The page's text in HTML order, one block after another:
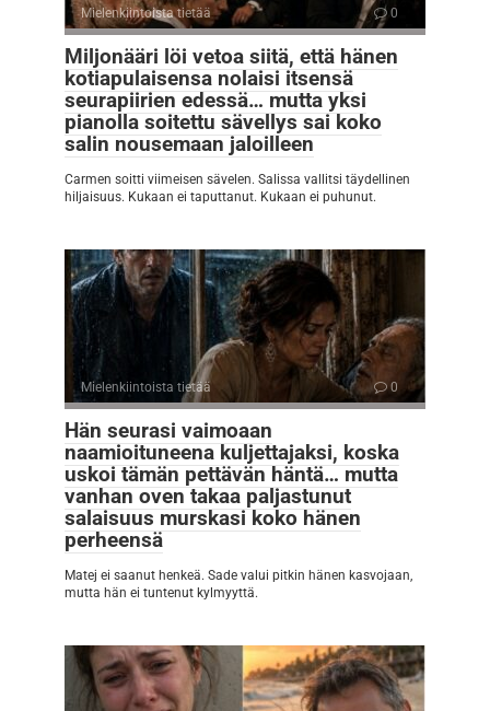
Mielenkiintoista tietää 0
Miljonääri löi vetoa siitä, että hänen
kotiapulaisensa nolaisi itsensä
seurapiirien edessä… mutta yksi
pianolla soitettu sävellys sai koko
salin nousemaan jaloilleen
Carmen soitti viimeisen sävelen. Salissa vallitsi täydellinen
hiljaisuus. Kukaan ei taputtanut. Kukaan ei puhunut.
Mielenkiintoista tietää 0
Hän seurasi vaimoaan
naamioituneena kuljettajaksi, koska
uskoi tämän pettävän häntä… mutta
vanhan oven takaa paljastunut
salaisuus murskasi koko hänen
perheensä
Matej ei saanut henkeä. Sade valui pitkin hänen kasvojaan,
mutta hän ei tuntenut kylmyyttä.